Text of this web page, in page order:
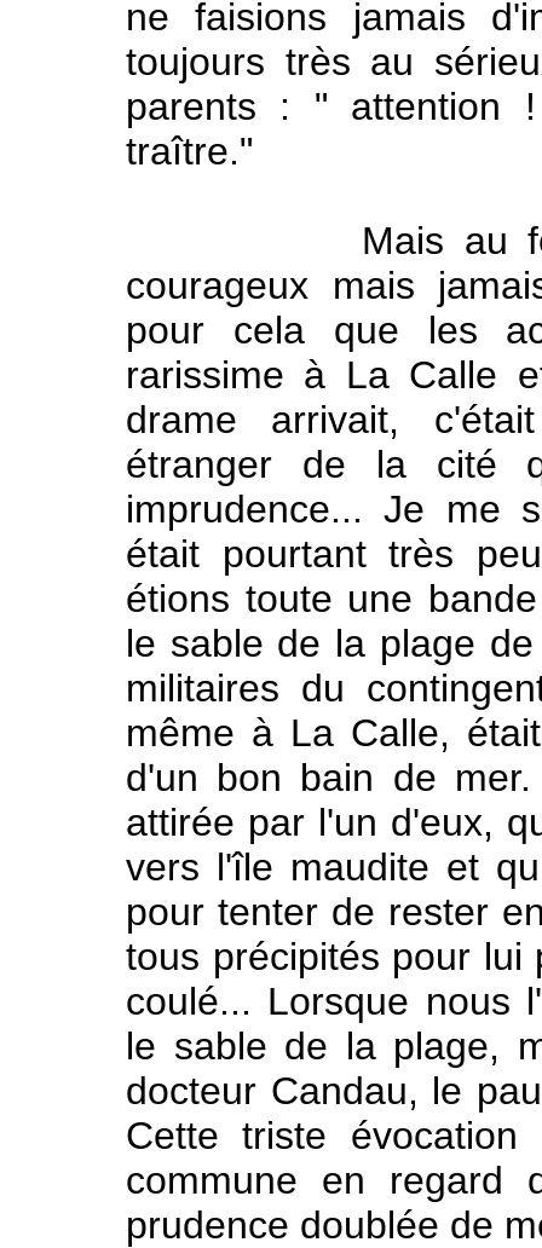
ne faisions jamais
toujours très au
parents : " attention
traître."
Mais au fond
courageux mais
pour cela que les
rarissime à La Calle
drame arrivait,
étranger de la cité
imprudence... Je me
était pourtant très
étions toute une
le sable de la plage
militaires du
même à La Calle,
d'un bon bain de
attirée par l'un d'eux,
vers l'île maudite et
pour tenter de rester
tous précipités pour lui
coulé... Lorsque nous
le sable de la plage,
docteur Candau, le
Cette triste
commune en
prudence doublée de